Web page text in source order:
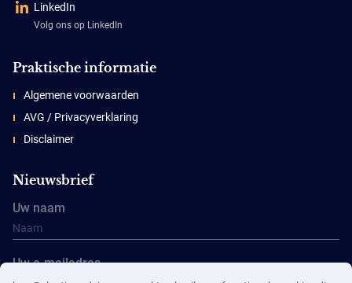
LinkedIn
Volg ons op LinkedIn
Praktische informatie
Algemene voorwaarden
AVG / Privacyverklaring
Disclaimer
Nieuwsbrief
Uw naam
Uw e-mailadres